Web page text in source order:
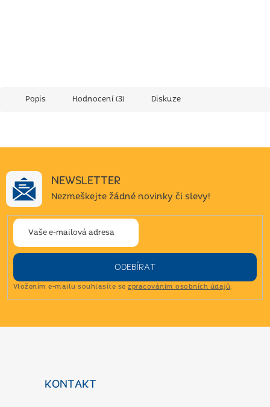
Popis Hodnocení (3) Diskuze
NEWSLETTER
Nezmeškejte žádné novinky či slevy!
ODEBÍRAT
Vložením e-mailu souhlasíte sezpracováním osobních údajů.
KONTAKT